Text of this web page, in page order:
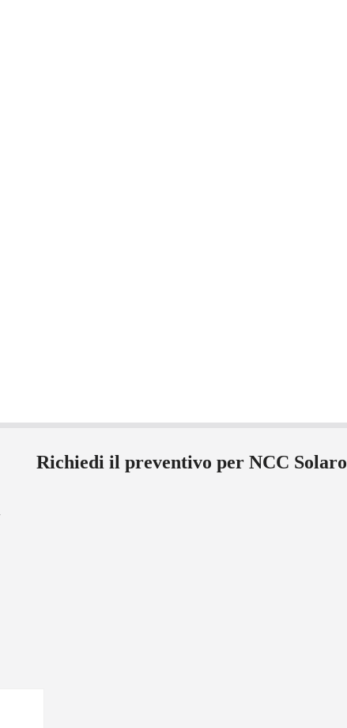
Richiedi il preventivo per NCC Solaro